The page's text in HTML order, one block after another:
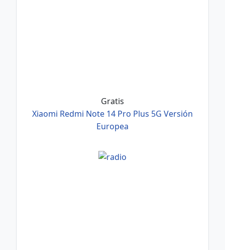
Gratis
Xiaomi Redmi Note 14 Pro Plus 5G Versión
Europea